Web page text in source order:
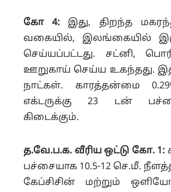
கோ 4: இது, திறந்த
வகையில், இலங்கையில்
செய்யப்பட்டது. சட்னி,
ஊறுகாய் செய்ய உகந்தது.
நாட்கள். காரத்தன்மை
எக்டருக்கு 23 டன்
கிடைக்கும்.
த.வே.ப.க. வீரிய ஒட்டு கோ. 1:
பச்சையாக 10.5-12 செ.மீ.
கேப்சிசின் மற்றும்